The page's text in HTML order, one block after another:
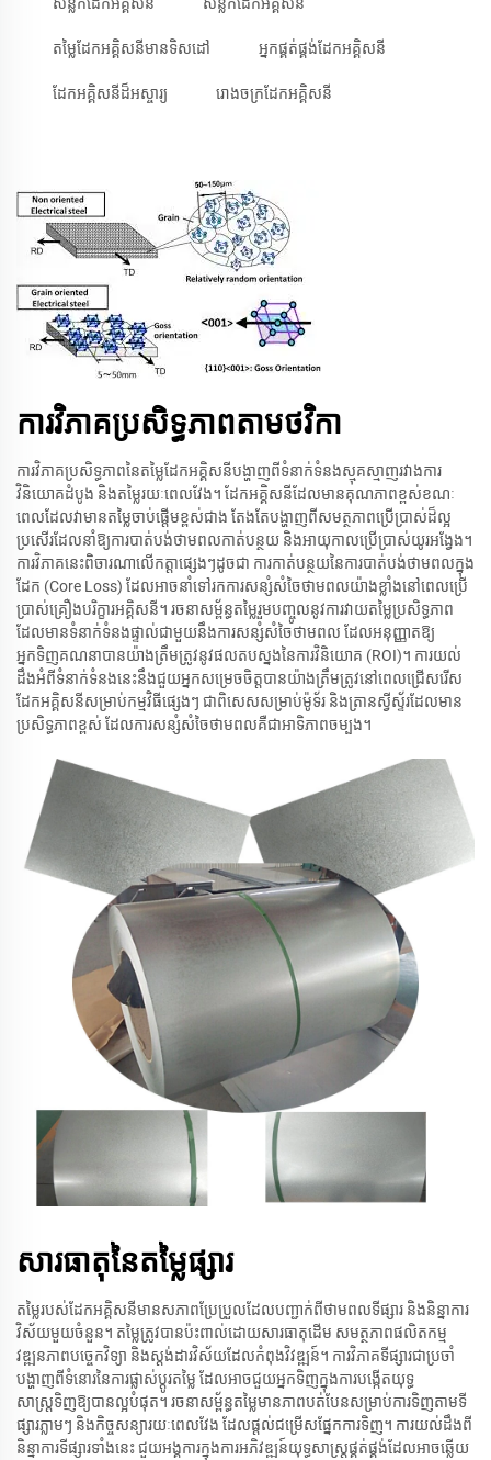
តម្លៃដែកអគ្គិសនីមានទិសដៅ អ្នកផ្គត់ផ្គង់ដែកអគ្គិសនី
ដែកអគ្គិសនីដ៏អស្ចារ្យ រោងចក្រដែកអគ្គិសនី
ការវិភាគប្រសិទ្ធភាពតាមថវិកា
ការវិភាគប្រសិទ្ធភាពនៃតម្លៃដែកអគ្គិសនីបង្ហាញពីទំនាក់ទំនងស្មុគស្មាញរវាងការ
វិនិយោគដំបូង និងតម្លៃរយៈពេលវែង។ ដែកអគ្គិសនីដែលមានគុណភាពខ្ពស់ខណៈ
ពេលដែលវាមានតម្លៃចាប់ផ្តើមខ្ពស់ជាង តែងតែបង្ហាញពីសមត្ថភាពប្រើប្រាស់ដ៏ល្អ
ប្រសើរដែលនាំឱ្យការបាត់បង់ថាមពលកាត់បន្ថយ និងអាយុកាលប្រើប្រាស់យូរអង្វែង។
ការវិភាគនេះពិចារណាលើកត្តាផ្សេងៗដូចជា ការកាត់បន្ថយនៃការបាត់បង់ថាមពលក្នុង
ដែក (Core Loss) ដែលអាចនាំទៅរកការសន្សំសំចៃថាមពលយ៉ាងខ្លាំងនៅពេលប្រើ
ប្រាស់គ្រឿងបរិក្ខារអគ្គិសនី។ រចនាសម្ព័ន្ធតម្លៃរួមបញ្ចូលនូវការវាយតម្លៃប្រសិទ្ធភាព
ដែលមានទំនាក់ទំនងផ្ទាល់ជាមួយនឹងការសន្សំសំចៃថាមពល ដែលអនុញ្ញាតឱ្យ
អ្នកទិញគណនាបានយ៉ាងត្រឹមត្រូវនូវផលតបស្នងនៃការវិនិយោគ (ROI)។ ការយល់
ដឹងអំពីទំនាក់ទំនងនេះនឹងជួយអ្នកសម្រេចចិត្តបានយ៉ាងត្រឹមត្រូវនៅពេលជ្រើសរើស
ដែកអគ្គិសនីសម្រាប់កម្មវិធីផ្សេងៗ ជាពិសេសសម្រាប់ម៉ូទ័រ និងត្រានស្វីស្ទ័រដែលមាន
ប្រសិទ្ធភាពខ្ពស់ ដែលការសន្សំសំចៃថាមពលគឺជាអាទិភាពចម្បង។
សារធាតុនៃតម្លៃផ្សារ
តម្លៃរបស់ដែកអគ្គិសនីមានសភាពប្រែប្រួលដែលបញ្ជាក់ពីថាមពលទីផ្សារ និងនិន្នាការ
វិស័យមួយចំនួន។ តម្លៃត្រូវបានប៉ះពាល់ដោយសារធាតុដើម សមត្ថភាពផលិតកម្ម
វឌ្ឍនភាពបច្ចេកវិទ្យា និងស្តង់ដារវិស័យដែលកំពុងវិវឌ្ឍន៍។ ការវិភាគទីផ្សារជាប្រចាំ
បង្ហាញពីទំនោរនៃការផ្លាស់ប្ដូរតម្លៃ ដែលអាចជួយអ្នកទិញក្នុងការបង្កើតយុទ្ធ
សាស្ត្រទិញឱ្យបានល្អបំផុត។ រចនាសម្ព័ន្ធតម្លៃមានភាពបត់បែនសម្រាប់ការទិញតាមទី
ផ្សារភ្លាមៗ និងកិច្ចសន្យារយៈពេលវែង ដែលផ្ដល់ជម្រើសផ្នែកការទិញ។ ការយល់ដឹងពី
និន្នាការទីផ្សារទាំងនេះ ជួយអង្គការក្នុងការអភិវឌ្ឍន៍យុទ្ធសាស្ត្រផ្គត់ផ្គង់ដែលអាចឆ្លើយ